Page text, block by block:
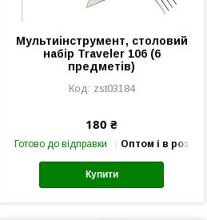
Мультиінструмент, столовий
набір Traveler 106 (6
предметів)
zst03184
180 ₴
Готово до відправки Оптом і в роздріб
Купити